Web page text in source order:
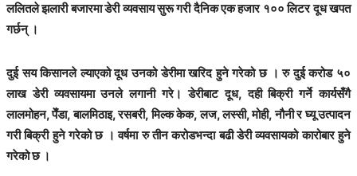
ललितले झलारी बजारमा डेरी व्यवसाय सुरू गरी दैनिक एक हजार १०० लिटर दूध खपत
गर्छन् ।
दुई सय किसानले ल्याएको दूध उनको डेरीमा खरिद हुने गरेको छ । रु दुई करोड ५०
लाख डेरी व्यवसायमा उनले लगानी गरे। डेरीबाट दूध, दही बिक्री गर्ने कार्यसँगै
लालमोहन, पेँडा, बालमिठाइ, रसबरी, मिल्क केक, लज, लस्सी, मोही, नौनी र घ्यू उत्पादन
गरी बिक्री हुने गरेको छ । वर्षमा रु तीन करोडभन्दा बढी डेरी व्यवसायको कारोबार हुने
गरेको छ ।